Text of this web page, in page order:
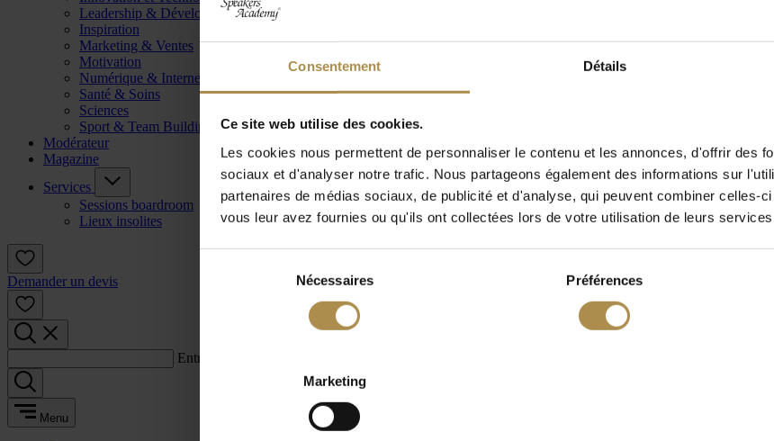
Consentement Détails
Ce site web utilise des cookies.
Les cookies nous permettent de personnaliser le contenu et les annonces, d'offrir des
sociaux et d'analyser notre trafic. Nous partageons également des informations sur
partenaires de médias sociaux, de publicité et d'analyse, qui peuvent combiner celles-
vous leur avez fournies ou qu'ils ont collectées lors de votre utilisation de leurs
Nécessaires Préférences
Marketing
Leadership & Développement
Inspiration
Marketing & Ventes
Motivation
Numérique & Internet
Santé & Soins
Sciences
Sport & Team Building
Modérateur
Magazine
Services
Sessions boardroom
Lieux insolites
Demander un devis
Entrez un terme de recherche :
Menu